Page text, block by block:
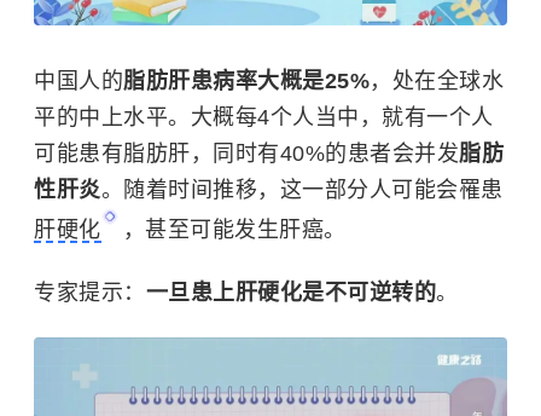
中国人的脂肪肝患病率大概是25%，处在全球水
平的中上水平。大概每4个人当中，就有一个人
可能患有脂肪肝，同时有40%的患者会并发脂肪
性肝炎。随着时间推移，这一部分人可能会罹患
肝硬化
，甚至可能发生肝癌。
专家提示： 一旦患上肝硬化是不可逆转的。